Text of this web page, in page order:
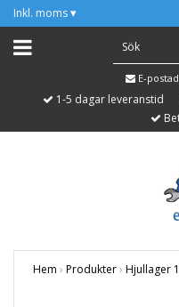
Inkl. moms ▾
E-
1-5 dagar leveranstid
Hem › Produkter› Hjullager